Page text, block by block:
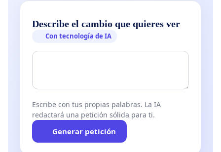
Describe el cambio que quieres ver
Con tecnología de IA
Escribe con tus propias palabras. La IA
redactará una petición sólida para ti.
Generar petición